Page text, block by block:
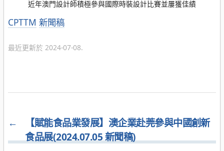
近年澳門設計師積極參與國際時裝設計比賽並屢獲佳績
分
CPTTM 新聞稿
最近更新於 2024-07-08.
←
【賦能食品業發展】澳企業赴莞參與中國創新
食品展(2024.07.05 新聞稿)